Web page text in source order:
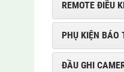
REMOTE ĐIỀU
PHỤ KIỆN BÁO
ĐẦU GHI